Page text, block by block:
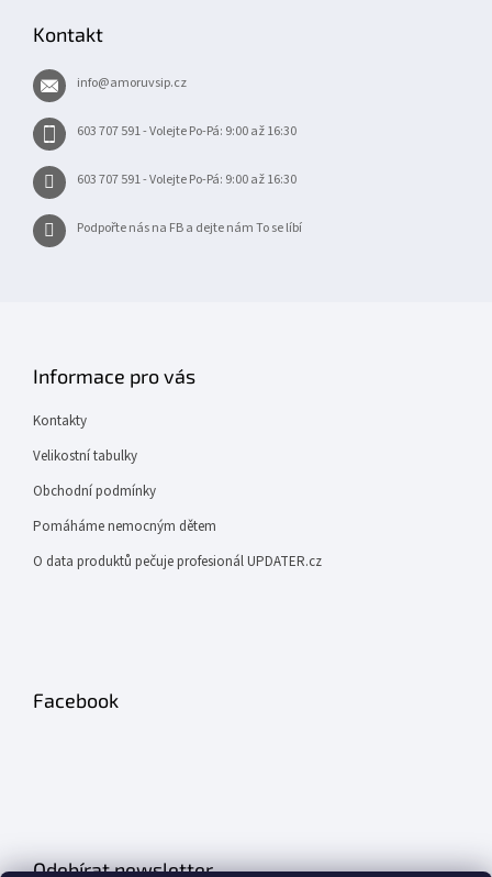
Kontakt
info@amoruvsip.cz
603 707 591 - Volejte Po-Pá: 9:00 až 16:30
603 707 591 - Volejte Po-Pá: 9:00 až 16:30
Podpořte nás na FB a dejte nám To se líbí
Informace pro vás
Kontakty
Velikostní tabulky
Obchodní podmínky
Pomáháme nemocným dětem
O data produktů pečuje profesionál UPDATER.cz
Facebook
Odebírat newsletter